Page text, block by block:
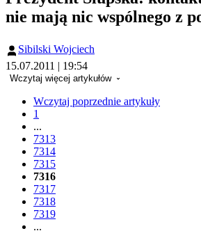
nie mają nic wspólnego z
Sibilski Wojciech
15.07.2011 | 19:54
Wczytaj więcej artykułów
Wczytaj poprzednie artykuły
1
...
7313
7314
7315
7316
7317
7318
7319
...